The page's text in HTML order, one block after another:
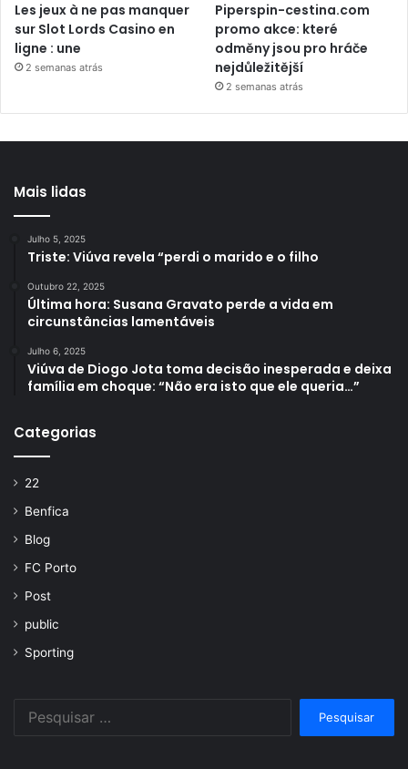
Les jeux à ne pas manquer
sur Slot Lords Casino en
ligne : une
2 semanas atrás
Piperspin-cestina.com
promo akce: které
odměny jsou pro hráče
nejdůležitější
2 semanas atrás
Mais lidas
Julho 5, 2025
Triste: Viúva revela “perdi o marido e o filho
Outubro 22, 2025
Última hora: Susana Gravato perde a vida em
circunstâncias lamentáveis
Julho 6, 2025
Viúva de Diogo Jota toma decisão inesperada e deixa
família em choque: “Não era isto que ele queria…”
Categorias
22
Benfica
Blog
FC Porto
Post
public
Sporting